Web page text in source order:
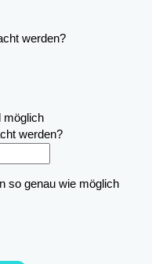
werden?
möglich
werden?
so genau wie möglich